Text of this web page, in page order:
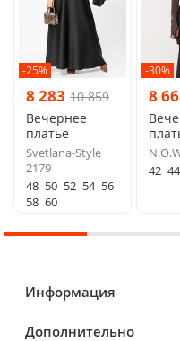
-25%
8 283 10 859
Вечернее
платье
Svetlana-Style
2179
48 50 52 54 56
58 60
-30%
8
42 44
Информация
Дополнительно